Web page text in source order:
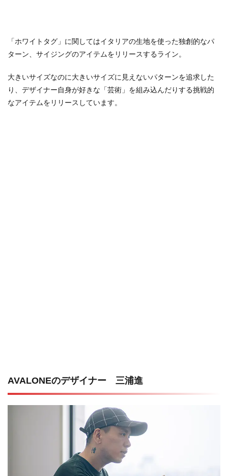
「ホワイトタグ」に関してはイタリアの生地を使った独創的なパ
ターン、サイジングのアイテムをリリースするライン。
大きいサイズなのに大きいサイズに見えないパターンを追求した
り、デザイナー自身が好きな「芸術」を組み込んだりする挑戦的
なアイテムをリリースしています。
AVALONEのデザイナー 三浦進